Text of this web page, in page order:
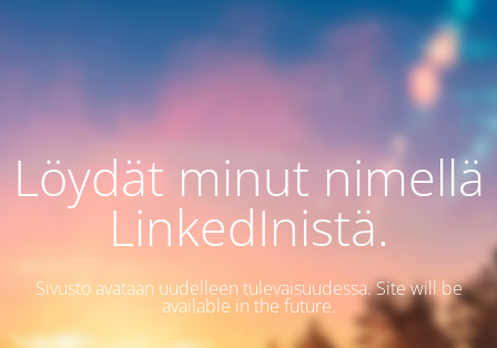
Löydät minut nimellä
LinkedInistä.
Sivusto avataan uudelleen tulevaisuudessa. Site will be
available in the future.